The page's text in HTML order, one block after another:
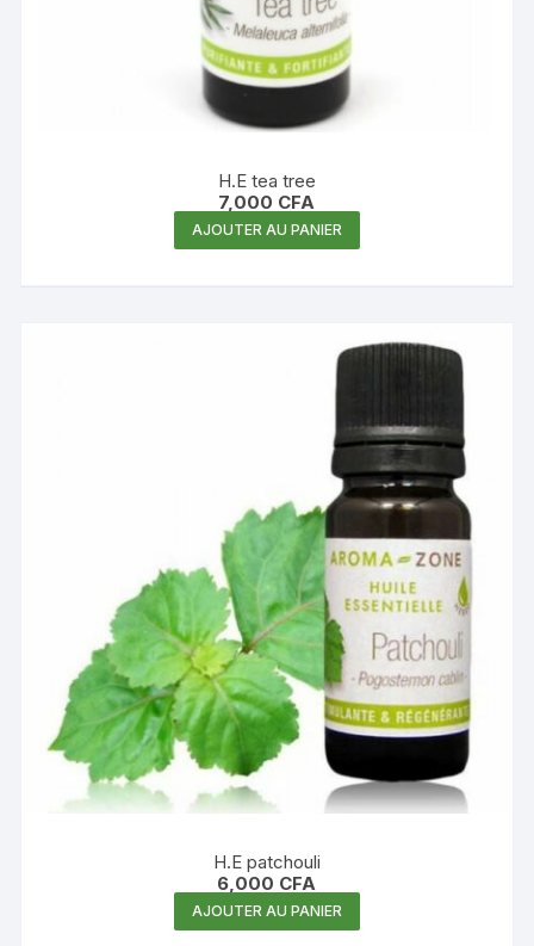
H.E tea tree
7,000 CFA
AJOUTER AU PANIER
H.E patchouli
6,000 CFA
AJOUTER AU PANIER